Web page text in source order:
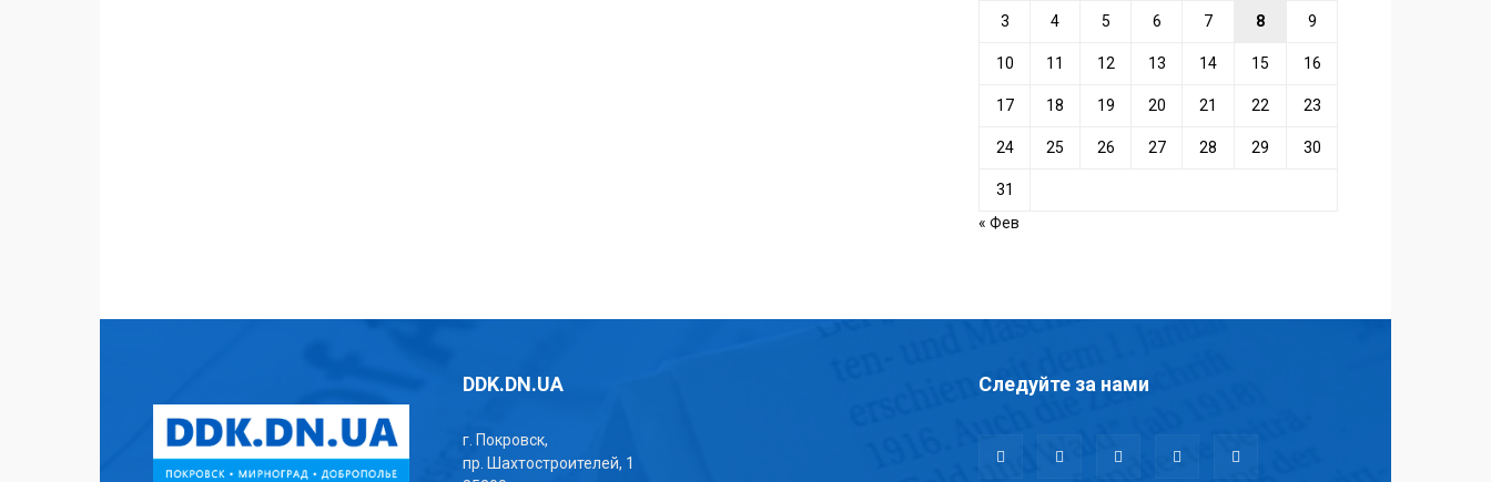
3 4 5 6 7 8 9
10 11 12 13 14 15 16
17 18 19 20 21 22 23
24 25 26 27 28 29 30
31
« Фев
DDK.DN.UA
г. Покровск,
пр. Шахтостроителей, 1
Следуйте за нами